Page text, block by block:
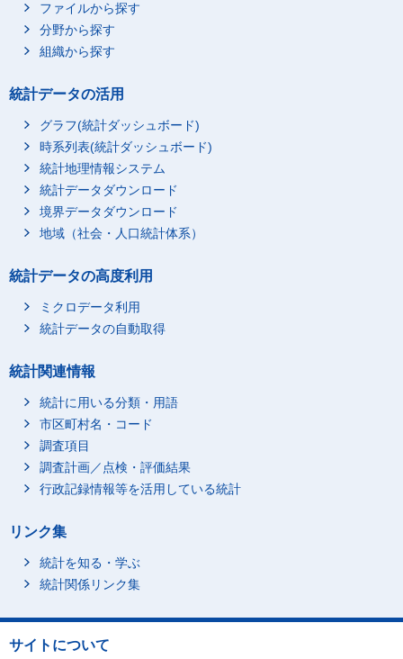
ファイルから探す
分野から探す
組織から探す
統計データの活用
グラフ(統計ダッシュボード)
時系列表(統計ダッシュボード)
統計地理情報システム
統計データダウンロード
境界データダウンロード
地域（社会・人口統計体系）
統計データの高度利用
ミクロデータ利用
統計データの自動取得
統計関連情報
統計に用いる分類・用語
市区町村名・コード
調査項目
調査計画／点検・評価結果
行政記録情報等を活用している統計
リンク集
統計を知る・学ぶ
統計関係リンク集
サイトについて